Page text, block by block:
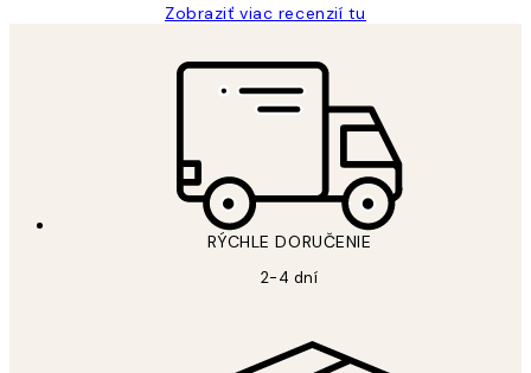
Zobraziť viac recenzií tu
RÝCHLE DORUČENIE
2-4 dní